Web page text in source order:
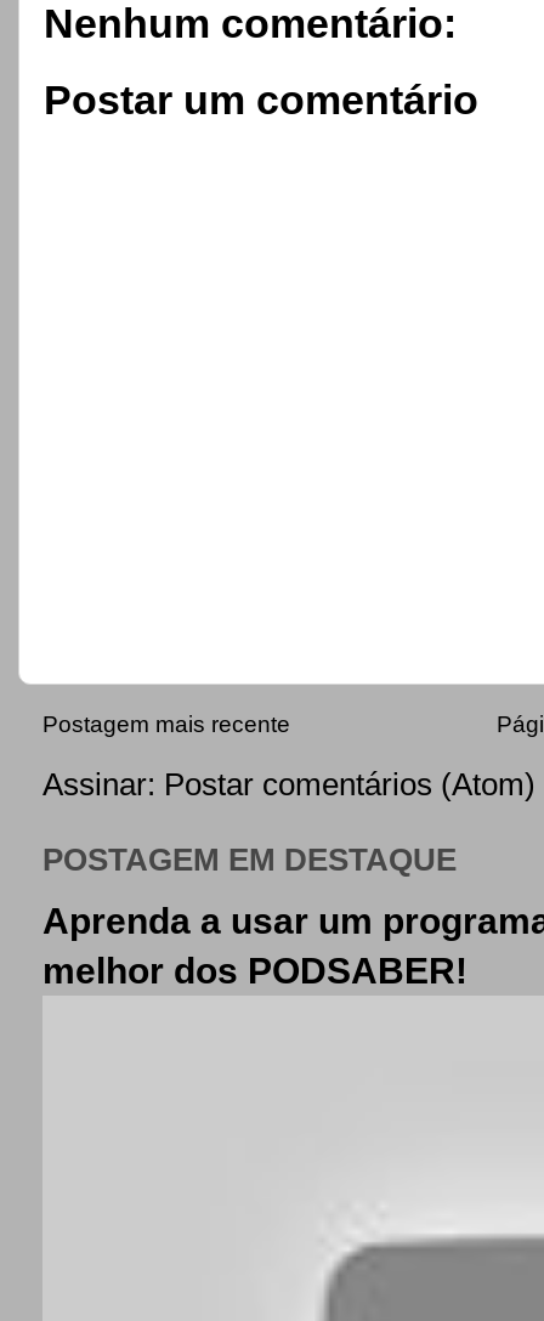
Nenhum comentário:
Postar um comentário
Postagem mais recente
Assinar: Postar comentários (Atom)
POSTAGEM EM DESTAQUE
Aprenda a usar um
melhor dos PODSABER!